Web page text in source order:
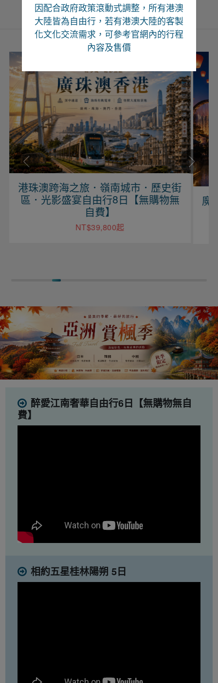
因配合政府政策滾動式調整，所有港澳
大陸皆為自由行，若有港澳大陸的客製
化文化交流需求，可參考官網內的行程
內容及售價
Recommend
魔力江西、望仙望谷、婺源尋仙自由
行六日【上海進出】
NT$29,900起
醉愛江南奢華自由行6日【無購物無自
費】
相約五星桂林陽朔 5日